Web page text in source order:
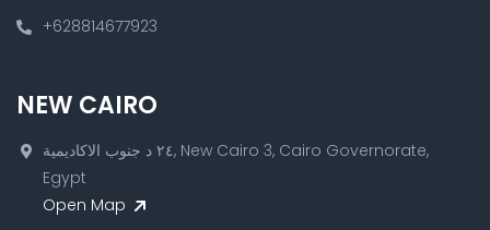
+628814677923
NEW CAIRO
٢٤ د جنوب الاكاديمية, New Cairo 3, Cairo Governorate,
Egypt
Open Map